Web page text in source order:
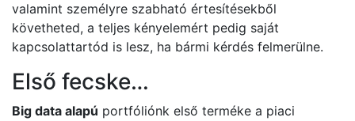
valamint személyre szabható értesítésekből
követheted, a teljes kényelemért pedig saját
kapcsolattartód is lesz, ha bármi kérdés felmerülne.
Első fecske…
Big data alapú portfóliónk első terméke a piaci